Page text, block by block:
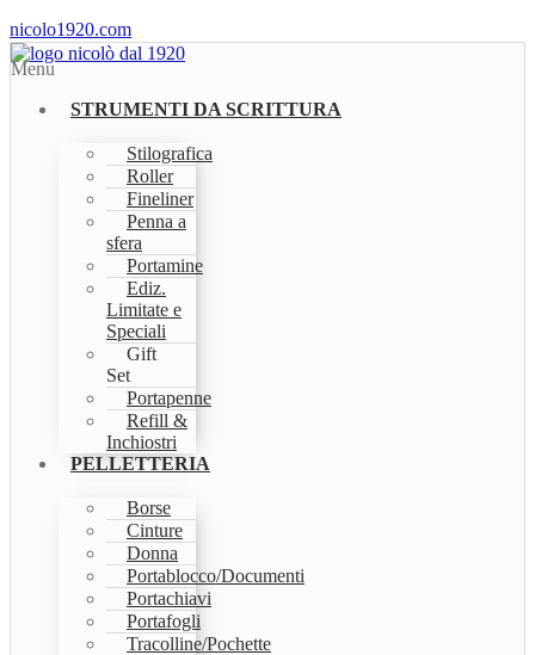
nicolo1920.com
Menu
STRUMENTI DA SCRITTURA
Stilografica
Roller
Fineliner
Penna a
sfera
Portamine
Ediz.
Limitate e
Speciali
Gift
Set
Portapenne
Refill &
Inchiostri
PELLETTERIA
Borse
Cinture
Donna
Portablocco/Documenti
Portachiavi
Portafogli
Tracolline/Pochette